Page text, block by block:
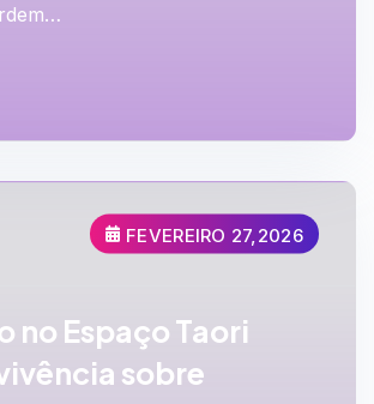
FEVEREIRO 27,2026
no Espaço Taori
sobre